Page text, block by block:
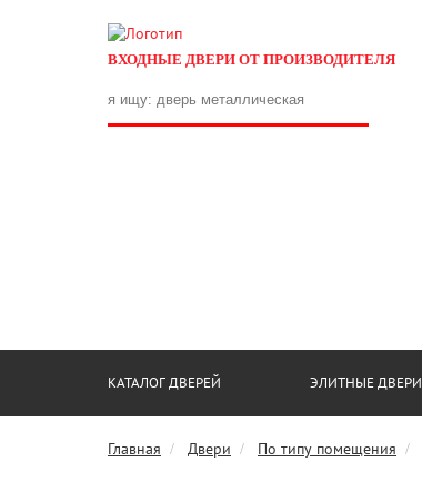
ВХОДНЫЕ ДВЕРИ ОТ ПРОИЗВОДИТЕЛЯ
КАТАЛОГ ДВЕРЕЙ ЭЛИТНЫЕ ДВЕРИ
Главная Двери По типу помещения